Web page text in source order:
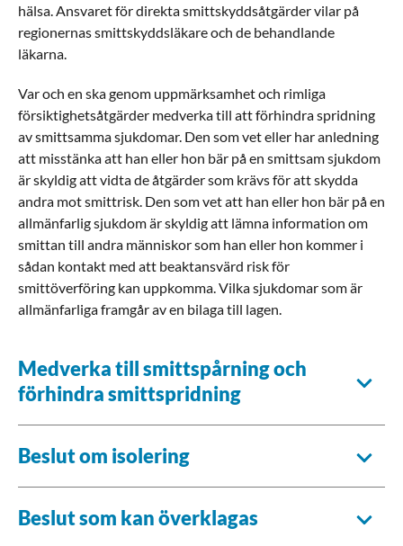
hälsa. Ansvaret för direkta smittskyddsåtgärder vilar på
regionernas smittskyddsläkare och de behandlande
läkarna.
Var och en ska genom uppmärksamhet och rimliga
försiktighetsåtgärder medverka till att förhindra spridning
av smittsamma sjukdomar. Den som vet eller har anledning
att misstänka att han eller hon bär på en smittsam sjukdom
är skyldig att vidta de åtgärder som krävs för att skydda
andra mot smittrisk. Den som vet att han eller hon bär på en
allmänfarlig sjukdom är skyldig att lämna information om
smittan till andra människor som han eller hon kommer i
sådan kontakt med att beaktansvärd risk för
smittöverföring kan uppkomma. Vilka sjukdomar som är
allmänfarliga framgår av en bilaga till lagen.
Medverka till smittspårning och
förhindra smittspridning
Beslut om isolering
Beslut som kan överklagas